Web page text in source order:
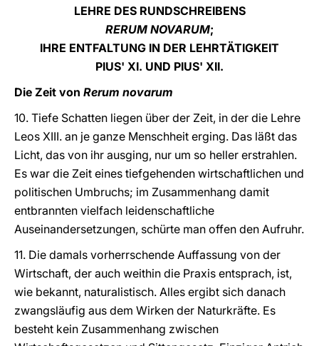
LEHRE DES RUNDSCHREIBENS
RERUM NOVARUM;
IHRE ENTFALTUNG IN DER LEHRTÄTIGKEIT
PIUS' XI. UND PIUS' XII.
Die Zeit von Rerum novarum
10. Tiefe Schatten liegen über der Zeit, in der die Lehre
Leos XIII. an je ganze Menschheit erging. Das läßt das
Licht, das von ihr ausging, nur um so heller erstrahlen.
Es war die Zeit eines tiefgehenden wirtschaftlichen und
politischen Umbruchs; im Zusammenhang damit
entbrannten vielfach leidenschaftliche
Auseinandersetzungen, schürte man offen den Aufruhr.
11. Die damals vorherrschende Auffassung von der
Wirtschaft, der auch weithin die Praxis entsprach, ist,
wie bekannt, naturalistisch. Alles ergibt sich danach
zwangsläufig aus dem Wirken der Naturkräfte. Es
besteht kein Zusammenhang zwischen